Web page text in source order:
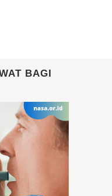
BAGI